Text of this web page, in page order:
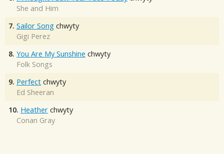
She and Him
7. Sailor Song chwyty
Gigi Perez
8. You Are My Sunshine chwyty
Folk Songs
9. Perfect chwyty
Ed Sheeran
10. Heather chwyty
Conan Gray